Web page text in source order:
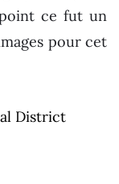
point ce fut un
pour cet